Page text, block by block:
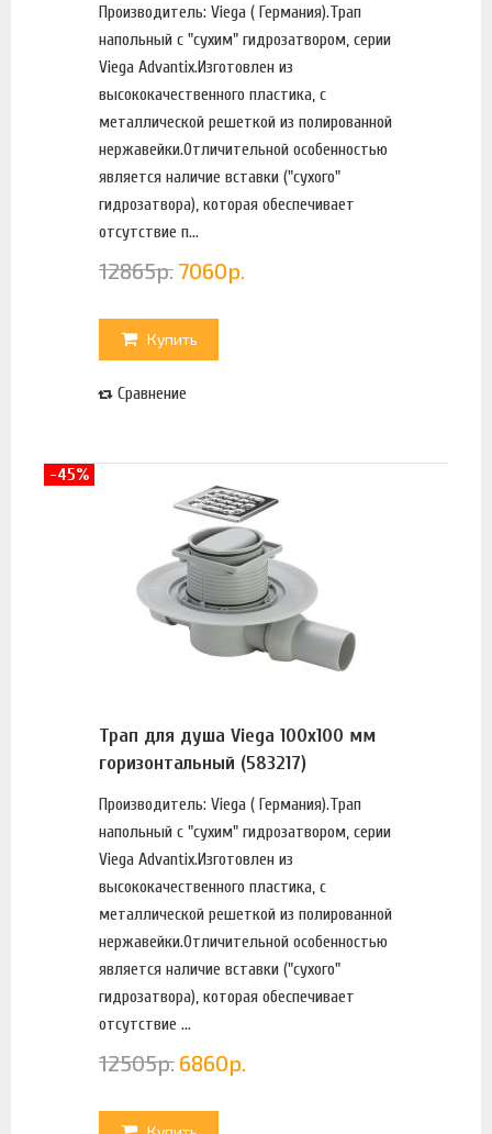
Производитель: Viega ( Германия).Трап
напольный с "сухим" гидрозатвором, серии
Viega Advantix.Изготовлен из
высококачественного пластика, с
металлической решеткой из полированной
нержавейки.Отличительной особенностью
является наличие вставки ("сухого"
гидрозатвора), которая обеспечивает
отсутствие п...
12865р. 7060р.
Купить
Сравнение
Трап для душа Viega 100х100 мм
горизонтальный (583217)
Производитель: Viega ( Германия).Трап
напольный с "сухим" гидрозатвором, серии
Viega Advantix.Изготовлен из
высококачественного пластика, с
металлической решеткой из полированной
нержавейки.Отличительной особенностью
является наличие вставки ("сухого"
гидрозатвора), которая обеспечивает
отсутствие ...
12505р. 6860р.
-45%